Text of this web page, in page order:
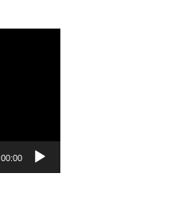
00:00